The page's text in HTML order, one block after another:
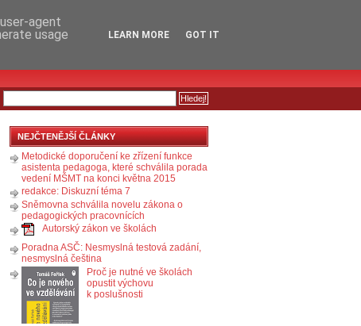
NEJČTENĚJŠÍ ČLÁNKY
Metodické doporučení ke zřízení funkce
asistenta pedagoga, které schválila porada
vedení MŠMT na konci května 2015
redakce: Diskuzní téma 7
Sněmovna schválila novelu zákona o
pedagogických pracovnících
Autorský zákon ve školách
Poradna ASČ: Nesmyslná testová zadání,
nesmyslná čeština
Proč je nutné ve školách
opustit výchovu
k poslušnosti
agent
usage
LEARN MORE GOT IT